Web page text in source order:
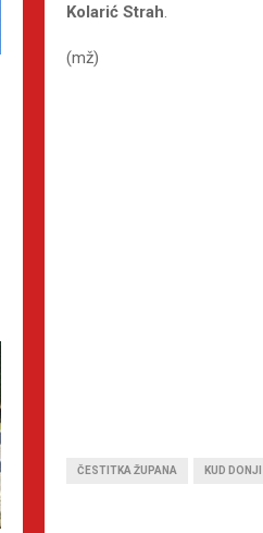
Kolarić Strah.
(mž)
ČESTITKA ŽUPANA KUD